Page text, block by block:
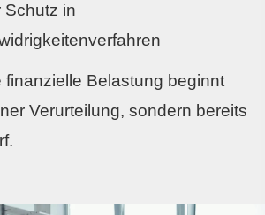
Schutz in
finanzielle Belastung beginnt
Verurteilung, sondern bereits